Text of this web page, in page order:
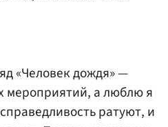
«Человек дождя» —
мероприятий, а люблю я
ратуют, и